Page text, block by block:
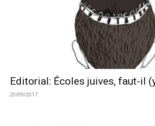
Editorial: Écoles juives, faut-il
20/09/2017